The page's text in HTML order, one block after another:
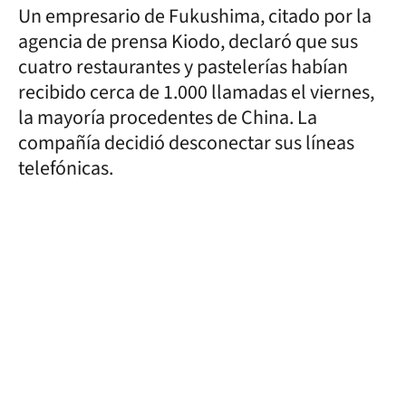
Un empresario de Fukushima, citado por la
agencia de prensa Kiodo, declaró que sus
cuatro restaurantes y pastelerías habían
recibido cerca de 1.000 llamadas el viernes,
la mayoría procedentes de China. La
compañía decidió desconectar sus líneas
telefónicas.